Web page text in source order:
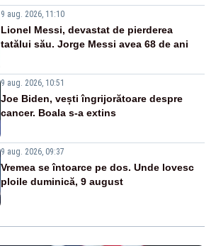
9 aug. 2026, 11:10
Lionel Messi, devastat de pierderea
tatălui său. Jorge Messi avea 68 de ani
9 aug. 2026, 10:51
Joe Biden, vești îngrijorătoare despre
cancer. Boala s-a extins
9 aug. 2026, 09:37
Vremea se întoarce pe dos. Unde lovesc
ploile duminică, 9 august